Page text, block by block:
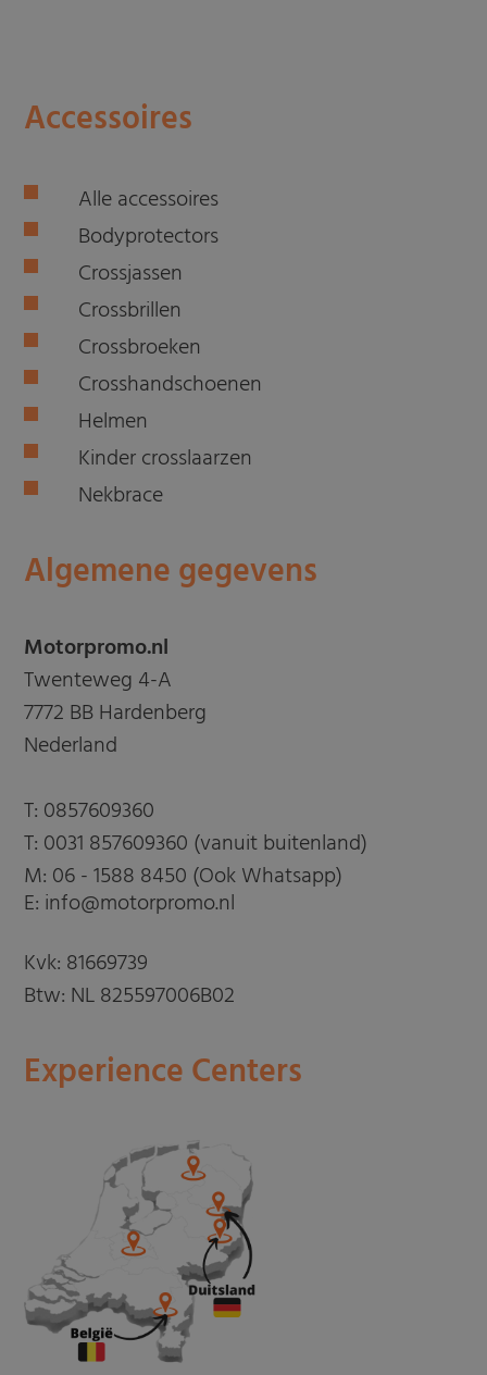
Accessoires
Alle accessoires
Bodyprotectors
Crossjassen
Crossbrillen
Crossbroeken
Crosshandschoenen
Helmen
Kinder crosslaarzen
Nekbrace
Algemene gegevens
Motorpromo.nl
Twenteweg 4-A
7772 BB Hardenberg
Nederland
T: 0857609360
T: 0031 857609360 (vanuit buitenland)
M: 06 - 1588 8450 (Ook Whatsapp)
E: info@motorpromo.nl
Kvk: 81669739
Btw: NL 825597006B02
Experience Centers